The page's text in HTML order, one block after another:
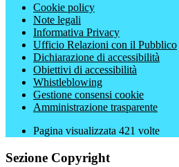
Cookie policy
Note legali
Informativa Privacy
Ufficio Relazioni con il Pubblico
Dichiarazione di accessibilità
Obiettivi di accessibilità
Whistleblowing
Gestione consensi cookie
Amministrazione trasparente
Pagina visualizzata 421 volte
Sezione Copyright